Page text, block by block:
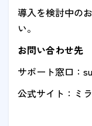
導入を検討中の
い。
お問い合わせ先
サポート窓口：
公式サイト：ミ